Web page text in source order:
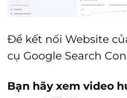
Để kết nối Website
cụ Google Search
Bạn hãy xem video